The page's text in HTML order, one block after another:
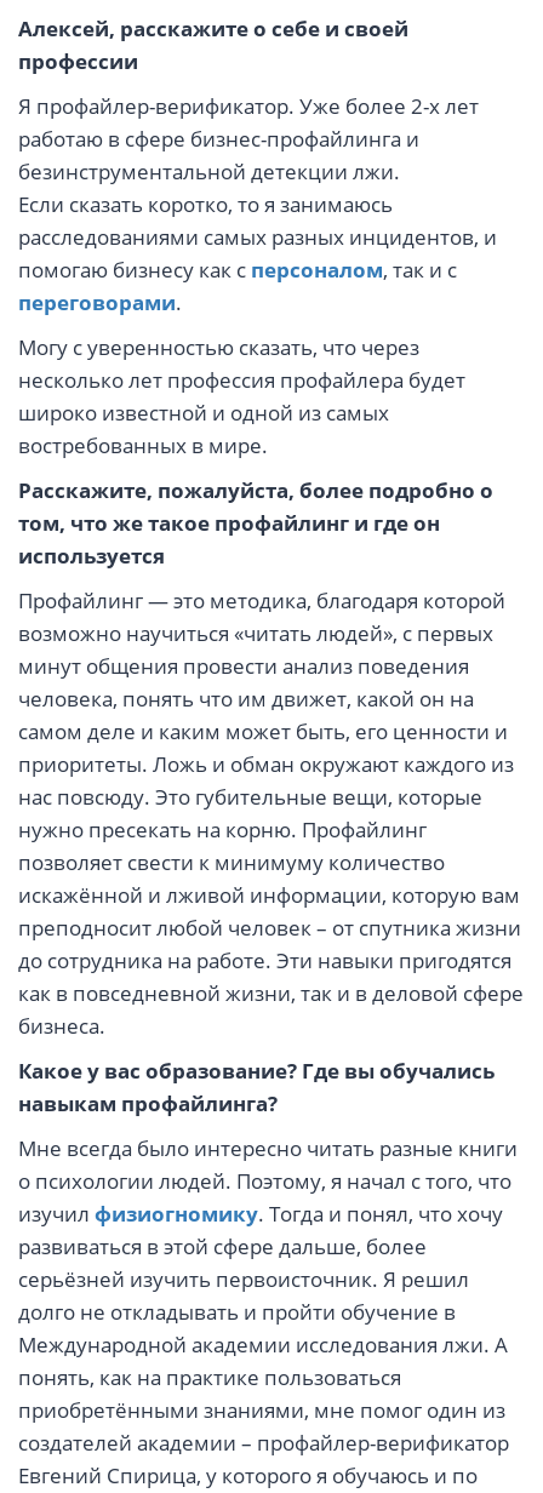
Алексей, расскажите о себе и своей
профессии
Я профайлер-верификатор. Уже более 2-х лет
работаю в сфере бизнес-профайлинга и
безинструментальной детекции лжи.
Если сказать коротко, то я занимаюсь
расследованиями самых разных инцидентов, и
помогаю бизнесу как с персоналом, так и с
переговорами.
Могу с уверенностью сказать, что через
несколько лет профессия профайлера будет
широко известной и одной из самых
востребованных в мире.
Расскажите, пожалуйста, более подробно о
том, что же такое профайлинг и где он
используется
Профайлинг — это методика, благодаря которой
возможно научиться «читать людей», с первых
минут общения провести анализ поведения
человека, понять что им движет, какой он на
самом деле и каким может быть, его ценности и
приоритеты. Ложь и обман окружают каждого из
нас повсюду. Это губительные вещи, которые
нужно пресекать на корню. Профайлинг
позволяет свести к минимуму количество
искажённой и лживой информации, которую вам
преподносит любой человек – от спутника жизни
до сотрудника на работе. Эти навыки пригодятся
как в повседневной жизни, так и в деловой сфере
бизнеса.
Какое у вас образование? Где вы обучались
навыкам профайлинга?
Мне всегда было интересно читать разные книги
о психологии людей. Поэтому, я начал с того, что
изучил физиогномику. Тогда и понял, что хочу
развиваться в этой сфере дальше, более
серьёзней изучить первоисточник. Я решил
долго не откладывать и пройти обучение в
Международной академии исследования лжи. А
понять, как на практике пользоваться
приобретёнными знаниями, мне помог один из
создателей академии – профайлер-верификатор
Евгений Спирица, у которого я обучаюсь и по